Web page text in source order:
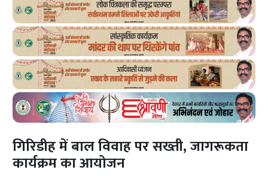
गिरिडीह में बाल विवाह पर सख्ती, जागरूकता
कार्यक्रम का आयोजन